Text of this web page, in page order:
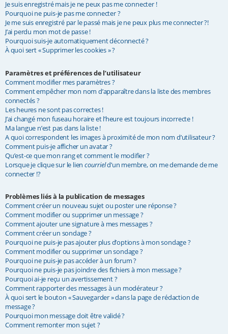
Je suis enregistré mais je ne peux pas me connecter !
Pourquoi ne puis-je pas me connecter ?
Je me suis enregistré par le passé mais je ne peux plus me connecter ?!
J’ai perdu mon mot de passe !
Pourquoi suis-je automatiquement déconnecté ?
À quoi sert « Supprimer les cookies » ?
Paramètres et préférences de l’utilisateur
Comment modifier mes paramètres ?
Comment empêcher mon nom d’apparaître dans la liste des membres
connectés ?
Les heures ne sont pas correctes !
J’ai changé mon fuseau horaire et l’heure est toujours incorrecte !
Ma langue n’est pas dans la liste !
A quoi correspondent les images à proximité de mon nom d’utilisateur ?
Comment puis-je afficher un avatar ?
Qu’est-ce que mon rang et comment le modifier ?
Lorsque je clique sur le lien courrield’un membre, on me demande de me
connecter !?
Problèmes liés à la publication de messages
Comment créer un nouveau sujet ou poster une réponse ?
Comment modifier ou supprimer un message ?
Comment ajouter une signature à mes messages ?
Comment créer un sondage ?
Pourquoi ne puis-je pas ajouter plus d’options à mon sondage ?
Comment modifier ou supprimer un sondage ?
Pourquoi ne puis-je pas accéder à un forum ?
Pourquoi ne puis-je pas joindre des fichiers à mon message ?
Pourquoi ai-je reçu un avertissement ?
Comment rapporter des messages à un modérateur ?
À quoi sert le bouton « Sauvegarder » dans la page de rédaction de
message ?
Pourquoi mon message doit être validé ?
Comment remonter mon sujet ?